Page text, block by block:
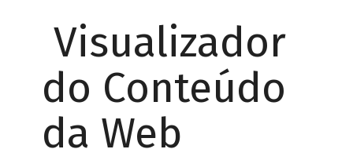
Visualizador
do Conteúdo
da Web